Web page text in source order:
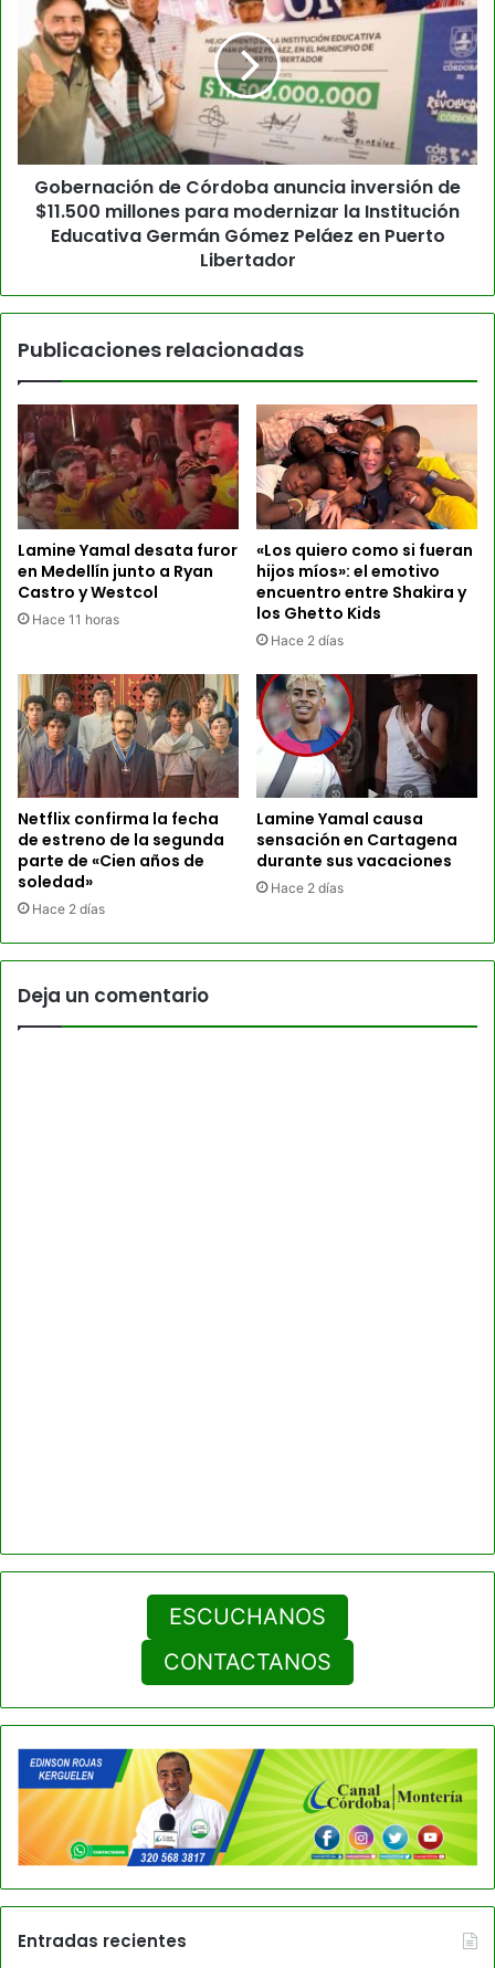
Gobernación de Córdoba anuncia inversión de
$11.500 millones para modernizar la Institución
Educativa Germán Gómez Peláez en Puerto
Libertador
Publicaciones relacionadas
Lamine Yamal desata furor
en Medellín junto a Ryan
Castro y Westcol
Hace 11 horas
«Los quiero como si fueran
hijos míos»: el emotivo
encuentro entre Shakira y
los Ghetto Kids
Hace 2 días
Netflix confirma la fecha
de estreno de la segunda
parte de «Cien años de
soledad»
Hace 2 días
Lamine Yamal causa
sensación en Cartagena
durante sus vacaciones
Hace 2 días
Deja un comentario
ESCUCHANOS
CONTACTANOS
Entradas recientes